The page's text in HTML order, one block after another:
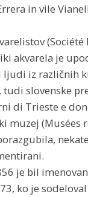
in vile
akvarela je
ljudi iz različnih
slovenske
di Trieste e
(Musées
je bil
ko je